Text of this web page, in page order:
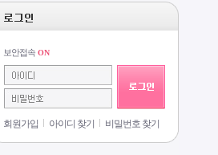
보안접속 ON
회원가입 아이디 찾기 비밀번호 찾기